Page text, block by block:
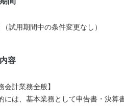
試用期間中の条件変更なし）
容
会計業務全般】
には、基本業務として申告書・決算